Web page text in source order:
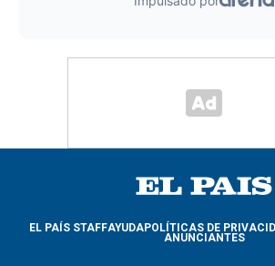
EL PAÍS STAFFAYUDAPOLÍTICAS DE
ANUNCIANTES